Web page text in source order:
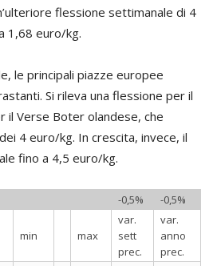
flessione settimanale di 4
1,68 euro/kg.
le principali piazze europee
Si rileva una flessione per il
il Verse Boter olandese, che
4 euro/kg. In crescita, invece, il
fino a 4,5 euro/kg.
-0,5% -0,5%
min max
var.
sett
prec.
var.
anno
prec.